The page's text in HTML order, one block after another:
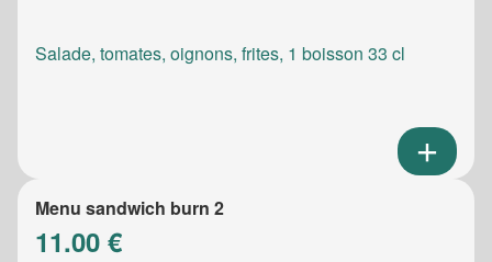
Salade, tomates, oignons, frites, 1 boisson 33 cl
Menu sandwich burn 2
11.00 €